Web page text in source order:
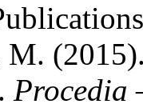
M.
Procedia